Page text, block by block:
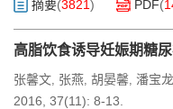
摘要(3821) PDF(
高脂饮食诱导妊娠期糖
张馨文, 张燕, 胡晏馨, 潘宝龙
2016, 37(11): 8-13.